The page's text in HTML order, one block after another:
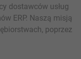
dostawców usług
ERP. Naszą misją
poprzez